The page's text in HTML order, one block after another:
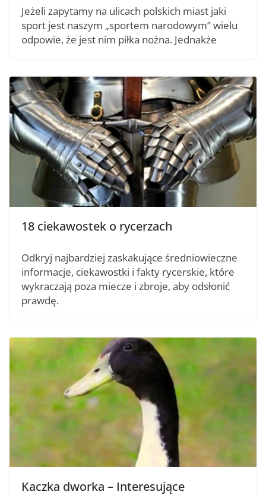
Jeżeli zapytamy na ulicach polskich miast jaki
sport jest naszym „sportem narodowym” wielu
odpowie, że jest nim piłka nożna. Jednakże
18 ciekawostek o rycerzach
Odkryj najbardziej zaskakujące średniowieczne
informacje, ciekawostki i fakty rycerskie, które
wykraczają poza miecze i zbroje, aby odsłonić
prawdę.
Kaczka dworka – Interesujące